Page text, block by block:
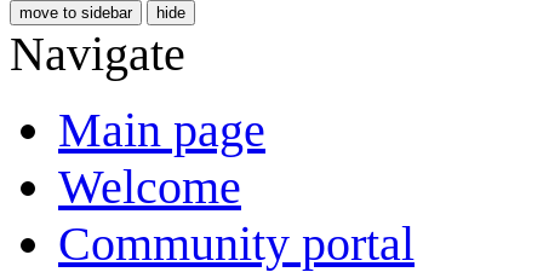
move to sidebar hide
Navigate
Main page
Welcome
Community portal